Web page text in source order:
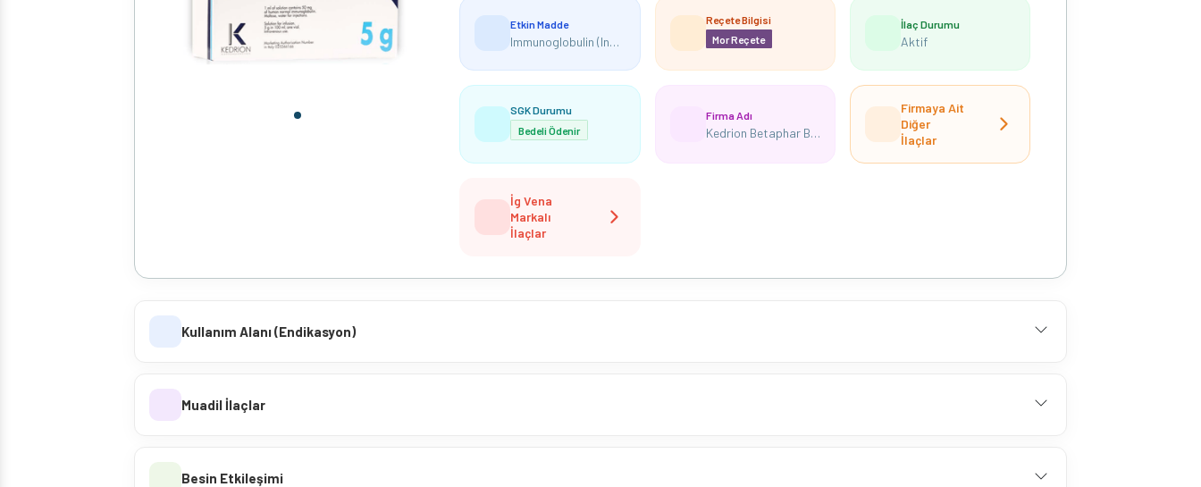
Etkin Madde
Immunoglobulin (Insan/ Normal)
Reçete Bilgisi
Mor Reçete
İlaç Durumu
Aktif
SGK Durumu
Bedeli Ödenir
Firma Adı
Kedrion Betaphar Biyofarmasötik İlaç Sanayi Ve Ticaret Anonim Şirketi
Firmaya Ait
Diğer
İlaçlar
İg Vena
Markalı
İlaçlar
Kullanım Alanı (Endikasyon)
Muadil İlaçlar
Besin Etkileşimi